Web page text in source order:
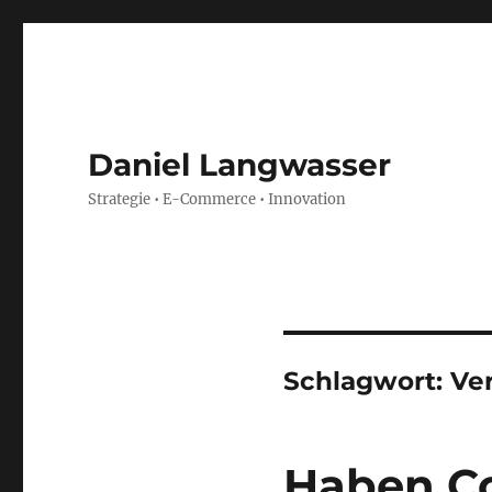
Daniel Langwasser
Strategie • E-Commerce • Innovation
Schlagwort: